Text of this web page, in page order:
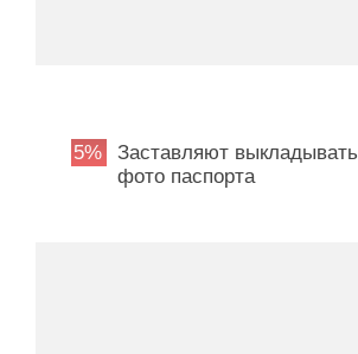
5%
Заставляют выкладывать
фото паспорта